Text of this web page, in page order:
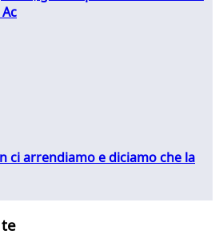
ci arrendiamo e diciamo che la